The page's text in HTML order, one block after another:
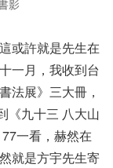
影
或許就是先生在
一月，我收到台
法展》三大冊，
《九十三 八大山
一看，赫然在
就是方宇先生寄